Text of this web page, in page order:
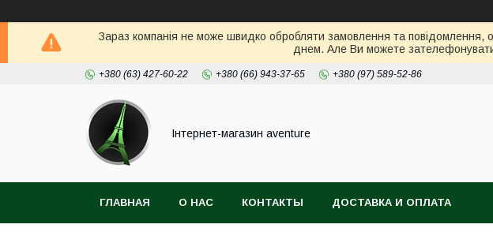
Зараз компанія не може швидко обробляти замовлення та повідомлення,
днем. Але Ви можете
+380 (63) 427-60-22 +380 (66) 943-37-65 +380 (97) 589-52-86
Інтернет-магазин aventure
ГЛАВНАЯ О НАС КОНТАКТЫ ДОСТАВКА И ОПЛАТА